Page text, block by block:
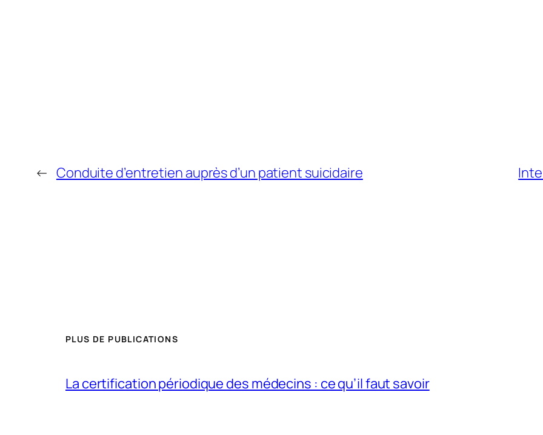
← Conduite d’entretien auprès d’un patient suicidaire
PLUS DE PUBLICATIONS
La certification périodique des médecins : ce qu’il faut savoir